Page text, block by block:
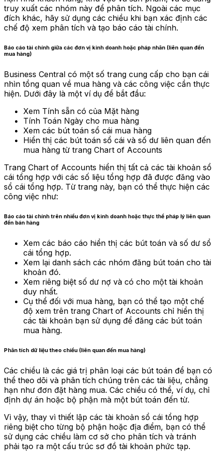
truy xuất các nhóm này để phân tích. Ngoài các mục
đích khác, hãy sử dụng các chiều khi bạn xác định các
chế độ xem phân tích và tạo báo cáo tài chính.
Báo cáo tài chính giữa các đơn vị kinh doanh hoặc pháp nhân (liên quan đến
mua hàng)
Business Central có một số trang cung cấp cho bạn cái
nhìn tổng quan về mua hàng và các công việc cần thực
hiện. Dưới đây là một ví dụ để bắt đầu:
Xem Tính sẵn có của Mặt hàng
Tính Toán Ngày cho mua hàng
Xem các bút toán sổ cái mua hàng
Hiển thị các bút toán sổ cái và số dư liên quan đến
mua hàng từ trang Chart of Accounts
Trang Chart of Accounts hiển thị tất cả các tài khoản sổ
cái tổng hợp với các số liệu tổng hợp đã được đăng vào
sổ cái tổng hợp. Từ trang này, bạn có thể thực hiện các
công việc như:
Báo cáo tài chính trên nhiều đơn vị kinh doanh hoặc thực thể pháp lý liên quan
đến bán hàng
Xem các báo cáo hiển thị các bút toán và số dư sổ
cái tổng hợp.
Xem lại danh sách các nhóm đăng bút toán cho tài
khoản đó.
Xem riêng biệt số dư nợ và có cho một tài khoản
duy nhất.
Cụ thể đối với mua hàng, bạn có thể tạo một chế
độ xem trên trang Chart of Accounts chỉ hiển thị
các tài khoản bạn sử dụng để đăng các bút toán
mua hàng.
Phân tích dữ liệu theo chiều (liên quan đến mua hàng)
Các chiều là các giá trị phân loại các bút toán để bạn có
thể theo dõi và phân tích chúng trên các tài liệu, chẳng
hạn như đơn đặt hàng mua. Các chiều có thể, ví dụ, chỉ
định dự án hoặc bộ phận mà một bút toán đến từ.
Vì vậy, thay vì thiết lập các tài khoản sổ cái tổng hợp
riêng biệt cho từng bộ phận hoặc địa điểm, bạn có thể
sử dụng các chiều làm cơ sở cho phân tích và tránh
phải tạo ra một cấu trúc sơ đồ tài khoản phức tạp.